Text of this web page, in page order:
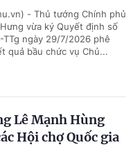
- Thủ tướng Chính phủ
vừa ký Quyết định số
TTg ngày 29/7/2026 phê
quả bầu chức vụ Chủ...
Lê Mạnh Hùng
Hội chợ Quốc gia